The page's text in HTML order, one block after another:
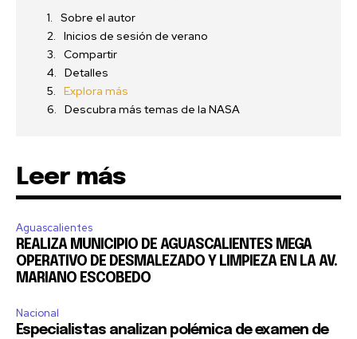
Sobre el autor
Inicios de sesión de verano
Compartir
Detalles
Explora más
Descubra más temas de la NASA
Leer más
Aguascalientes
REALIZA MUNICIPIO DE AGUASCALIENTES MEGA
OPERATIVO DE DESMALEZADO Y LIMPIEZA EN LA AV.
MARIANO ESCOBEDO
Nacional
Especialistas analizan polémica de examen de